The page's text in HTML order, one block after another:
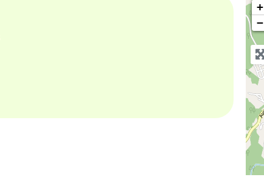
+
−